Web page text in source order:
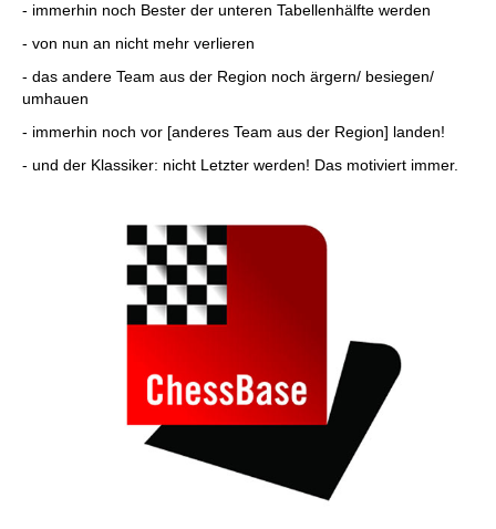
- immerhin noch Bester der unteren Tabellenhälfte werden
- von nun an nicht mehr verlieren
- das andere Team aus der Region noch ärgern/ besiegen/
umhauen
- immerhin noch vor [anderes Team aus der Region] landen!
- und der Klassiker: nicht Letzter werden! Das motiviert immer.